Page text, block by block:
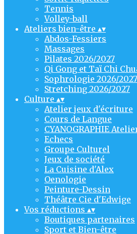
Tennis
Volley-ball
Ateliers bien-être ▴▾
Abdos-Fessiers
Massages
Pilates 2026/2027
Qi Gong et Taï Chi
Sophrologie 2026/2027
Stretching 2026/2027
Culture ▴▾
Atelier jeux d'écriture
Cours de Langue
CYANOGRAPHIE
Echecs
Groupe Culturel
Jeux de société
La Cuisine d'Alex
Oenologie
Peinture-Dessin
Théâtre Cie d'Edwige
Vos réductions ▴▾
Boutiques partenaires
Sport et Bien-être